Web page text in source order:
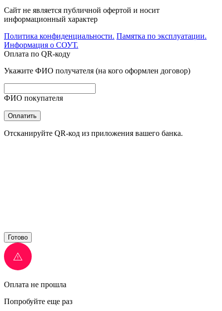
Сайт не является публичной офертой и носит
информационный характер
Политика конфиденциальности. Памятка по эксплуатации.
Информация о СОУТ.
Оплата по QR-коду
Укажите ФИО получателя (на кого оформлен договор)
ФИО покупателя
Оплатить
Отсканируйте QR-код из приложения вашего банка.
Готово
Оплата не прошла
Попробуйте еще раз